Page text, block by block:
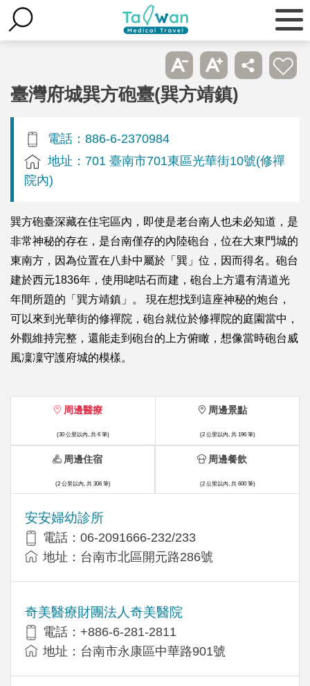
臺灣府城巽方砲臺(巽方靖鎮)
電話：886-6-2370984
地址：701 臺南市701東區光華街10號(修禪
院內)
巽方砲臺深藏在住宅區內，即使是老台南人也未必知道，是
非常神秘的存在，是台南僅存的內陸砲台，位在大東門城的
東南方，因為位置在八卦中屬於「巽」位，因而得名。砲台
建於西元1836年，使用咾咕石而建，砲台上方還有清道光
年間所題的「巽方靖鎮」。 現在想找到這座神秘的炮台，
可以來到光華街的修禪院，砲台就位於修禪院的庭園當中，
外觀維持完整，還能走到砲台的上方俯瞰，想像當時砲台威
風凜凜守護府城的模樣。
周邊醫療
(30 公里以內, 共 6 筆)
安安婦幼診所
電話：06-2091666-232/233
地址：台南市北區開元路286號
奇美醫療財團法人奇美醫院
電話：+886-6-281-2811
地址：台南市永康區中華路901號
周邊景點
(2 公里以內, 共 196 筆)
周邊住宿
(2 公里以內, 共 306 筆)
周邊餐飲
(2 公里以內, 共 600 筆)